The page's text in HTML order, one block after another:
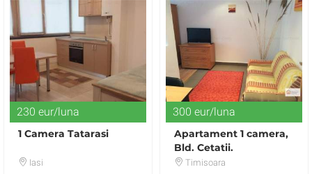
230 eur/luna
1 Camera Tatarasi
Iasi
300 eur/luna
Apartament 1 camera,
Bld. Cetatii.
Timisoara